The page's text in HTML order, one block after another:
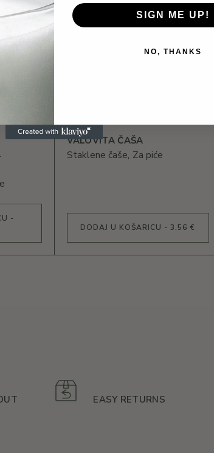
-
VALOVITA ČAŠA
Staklene čaše Za piće
DODAJ U KOŠARICU - 3,56 €
EASY RETURNS
SIGN ME UP!
NO, THANKS